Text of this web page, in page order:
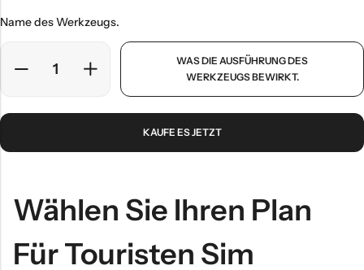
Name des Werkzeugs.
WAS DIE AUSFÜHRUNG DES
WERKZEUGS BEWIRKT.
KAUFE ES JETZT
Wählen Sie Ihren Plan
Für Touristen Sim